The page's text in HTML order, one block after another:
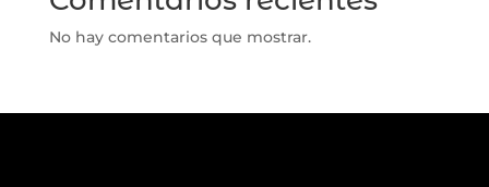
No hay comentarios que mostrar.